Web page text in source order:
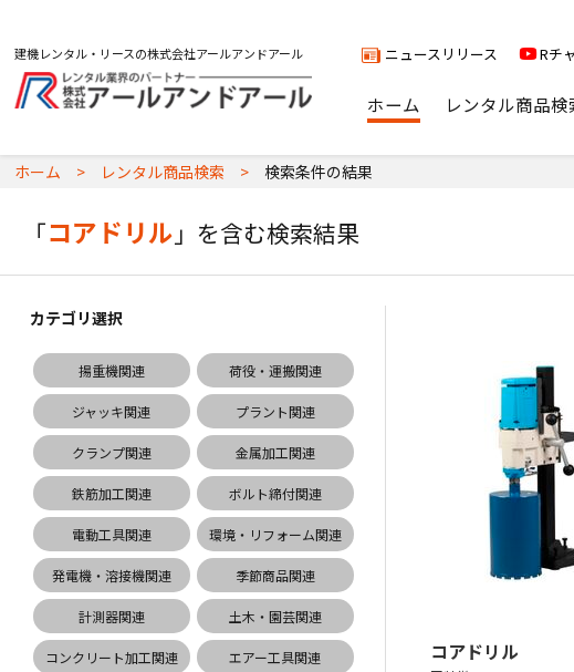
建機レンタル・リースの株式会社アールアンドアール ニュースリリース Rチ
ホーム レンタル商品検
ホーム レンタル商品検索 検索条件の結果
「コアドリル 」を含む検索結果
カテゴリ選択
揚重機関連 荷役・運搬関連
ジャッキ関連 プラント関連
クランプ関連 金属加工関連
鉄筋加工関連 ボルト締付関連
電動工具関連 環境・リフォーム関連
発電機・溶接機関連 季節商品関連
計測器関連 土木・園芸関連
コンクリート加工関連 エアー工具関連 コアドリル